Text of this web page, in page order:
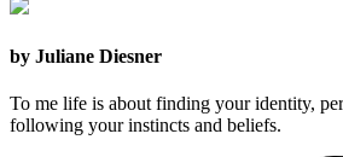
by Juliane Diesner
To me life is about finding your identity,
following your instincts and beliefs.